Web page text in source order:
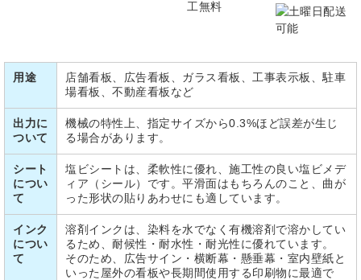
用途
店舗看板、広告看板、ガラス看板、工事表示板、駐車
場看板、不動産看板など
出力に
ついて
機械の特性上、指定サイズから0.3%ほど誤差が生じ
る場合があります。
シート
につい
て
塩ビシートは、柔軟性に優れ、施工性の良い塩ビメデ
ィア（シール）です。平滑面はもちろんのこと、曲が
った形状の貼りあわせにも適しています。
インク
につい
て
溶剤インクは、染料を水でなく有機溶剤で溶かしてい
るため、耐候性・耐水性・耐光性に優れています。
そのため、広告サイン・横断幕・懸垂幕・室内壁紙と
いった屋外の看板や長期間使用する印刷物に最適で